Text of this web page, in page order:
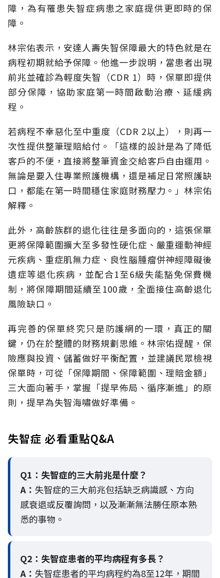
障，為有罹患失智症病患之家庭提供更即時的保
障。
林宗佑表示，安達人壽失智保障最大的特色就是在
病程初期就給予保障。他進一步說明，當患者出現
前兆並確診為輕度失智（CDR 1）時，保單即提供
部分保障，協助家庭第一時間啟動治療、延緩病
程。
若病程不幸惡化至中重度（CDR 2以上），則再一
次性提供整筆理賠給付。「這樣的設計是為了降低
客戶的不便，直接將整筆資金交給客戶自由運用。
無論是要入住專業照護機構，還是補足日常照護缺
口，都能在第一時間穩住家庭財務壓力。」林宗佑
解釋。
此外，高齡族群的退化往往是多面向的，這張保單
更將保障範圍擴大至多發性硬化症、嚴重運動神經
元疾病、重症肌無力症、良性腦腫瘤併神經障礙後
遺症等退化疾病，並配合1至6級失能豁免保費機
制，將保障期間延續至100歲，全面接住高齡退化
風險缺口。
再完善的保單終究只是防護網的一環，真正的關
鍵，仍在於整體的財務規劃思維。 林宗佑提醒，保
險應與投資、儲蓄做好平衡配置，並建議民眾檢視
保單時，可從「保障期間、保障範圍、理賠金額」
三大面向著手，掌握「提早佈局、循序漸進」的原
則，提早為失智海嘯做好準備。
失智症 必看重點Q&A
Q1：失智症的三大前兆是什麼？
A： 失智症的三大前兆包括缺乏病識感、方向
感衰退或反覆詢問，以及漸漸無法勝任原本熟
悉的事物。
Q2： 失智症患者的平均病程有多長？
A： 失智症患者的平均病程約為8至12年，期間